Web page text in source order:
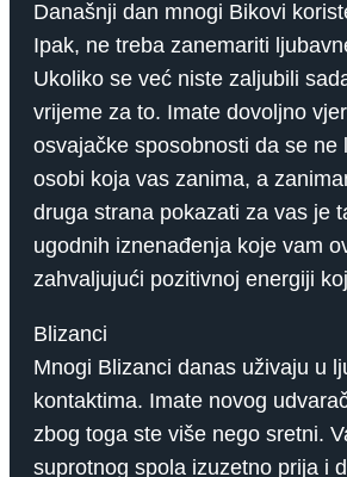
Današnji dan mnogi Bikovi
Ipak, ne treba zanemariti
Ukoliko se već niste zaljubili
vrijeme za to. Imate dovoljno
osvajačke sposobnosti da se ne
osobi koja vas zanima, a
druga strana pokazati za vas je
ugodnih iznenađenja koje vam
zahvaljujući pozitivnoj energiji
Blizanci
Mnogi Blizanci danas uživaju u
kontaktima. Imate novog
zbog toga ste više nego sretni.
suprotnog spola izuzetno prija i